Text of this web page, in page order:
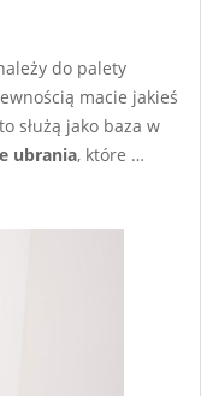
do palety
macie jakieś
służą jako baza w
ubrania, które …